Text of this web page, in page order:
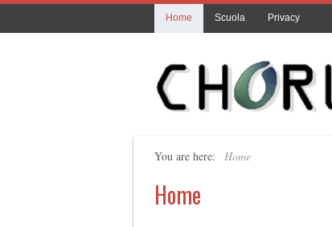
Home Scuola Privacy
You are here: Home
Home